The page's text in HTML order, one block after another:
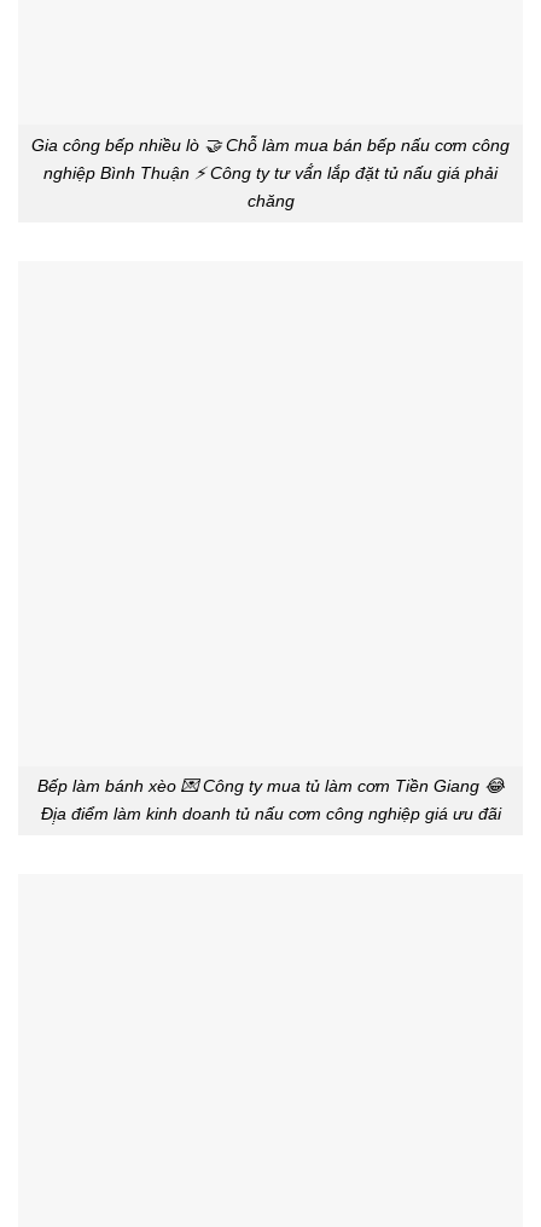
Gia công bếp nhiều lò 🤝 Chỗ làm mua bán bếp nấu cơm công
nghiệp Bình Thuận ⚡ Công ty tư vấ́n lắp đặt tủ nấu giá phải
chăng
Bếp làm bánh xèo 💌 Công ty mua tủ làm cơm Tiền Giang 😂
Đị̣a điểm làm kinh doanh tủ nấu cơm công nghiệp giá ưu đãi